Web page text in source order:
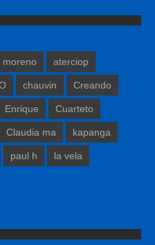
moreno aterciop
chauvin Creando
Enrique Cuarteto
Claudia ma kapanga
paul h la vela